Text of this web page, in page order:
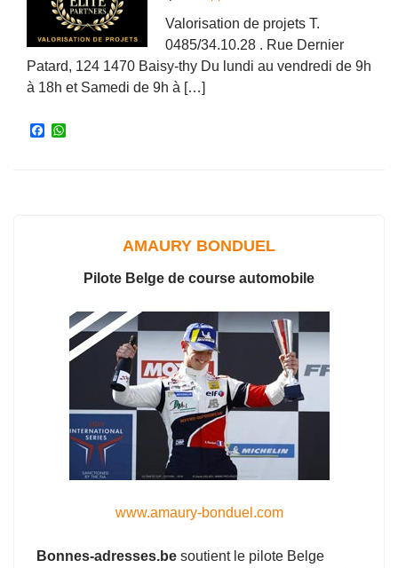
Valorisation de projets T.
0485/34.10.28 . Rue Dernier
Patard, 124 1470 Baisy-thy Du lundi au vendredi de 9h
à 18h et Samedi de 9h à […]
F
AMAURY BONDUEL
Pilote Belge de course automobile
www.amaury-bonduel.com
Bonnes-adresses.be soutient le pilote Belge